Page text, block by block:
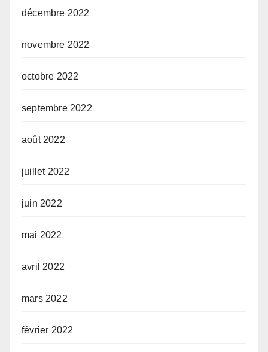
décembre 2022
novembre 2022
octobre 2022
septembre 2022
août 2022
juillet 2022
juin 2022
mai 2022
avril 2022
mars 2022
février 2022